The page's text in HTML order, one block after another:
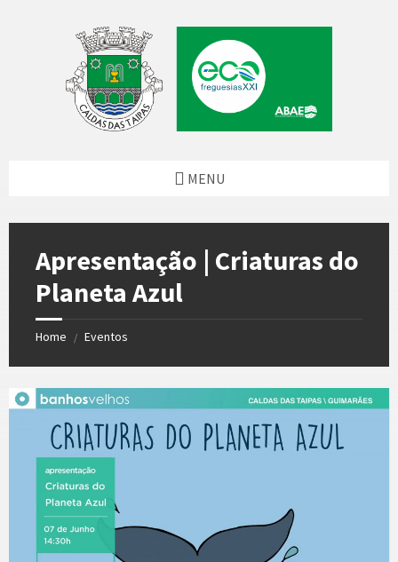
MENU
Apresentação | Criaturas do
Planeta Azul
Home / Eventos